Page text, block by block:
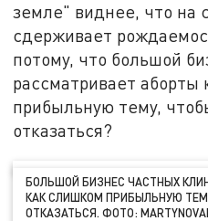
земле" виднее, что на
сдерживает
потому, что большой
рассматривает аборты
прибыльную тему,
отказаться?
БОЛЬШОЙ БИЗНЕС ЧАСТНЫХ
КАК СЛИШКОМ ПРИБЫЛЬНУЮ
ОТКАЗАТЬСЯ. ФОТО: